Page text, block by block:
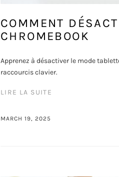
COMMENT
CHROMEBOOK
Apprenez à désactiver le mode
raccourcis clavier.
LIRE LA SUITE
MARCH 19, 2025